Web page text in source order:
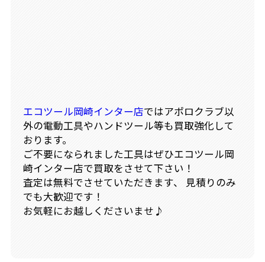
エコツール岡崎インター店ではアポロクラブ以
外の電動工具やハンドツール等も買取強化して
おります。
ご不要になられました工具はぜひエコツール岡
崎インター店で買取をさせて下さい！
査定は無料でさせていただきます、 見積りのみ
でも大歓迎です！
お気軽にお越しくださいませ♪